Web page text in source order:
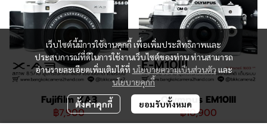
Fujifilm XA3
฿7,900
Olympus EM10III
฿10,900
เว็บไซต์นี้มีการใช้งานคุกกี้ เพื่อเพิ่มประสิทธิภาพและ
ประสบการณ์ที่ดีในการใช้งานเว็บไซต์ของท่าน ท่านสามารถ
อ่านรายละเอียดเพิ่มเติมได้ที่ นโยบายความเป็นส่วนตัวและ
นโยบายคุกกี้
ตั้งค่าคุกกี้ ยอมรับทั้งหมด